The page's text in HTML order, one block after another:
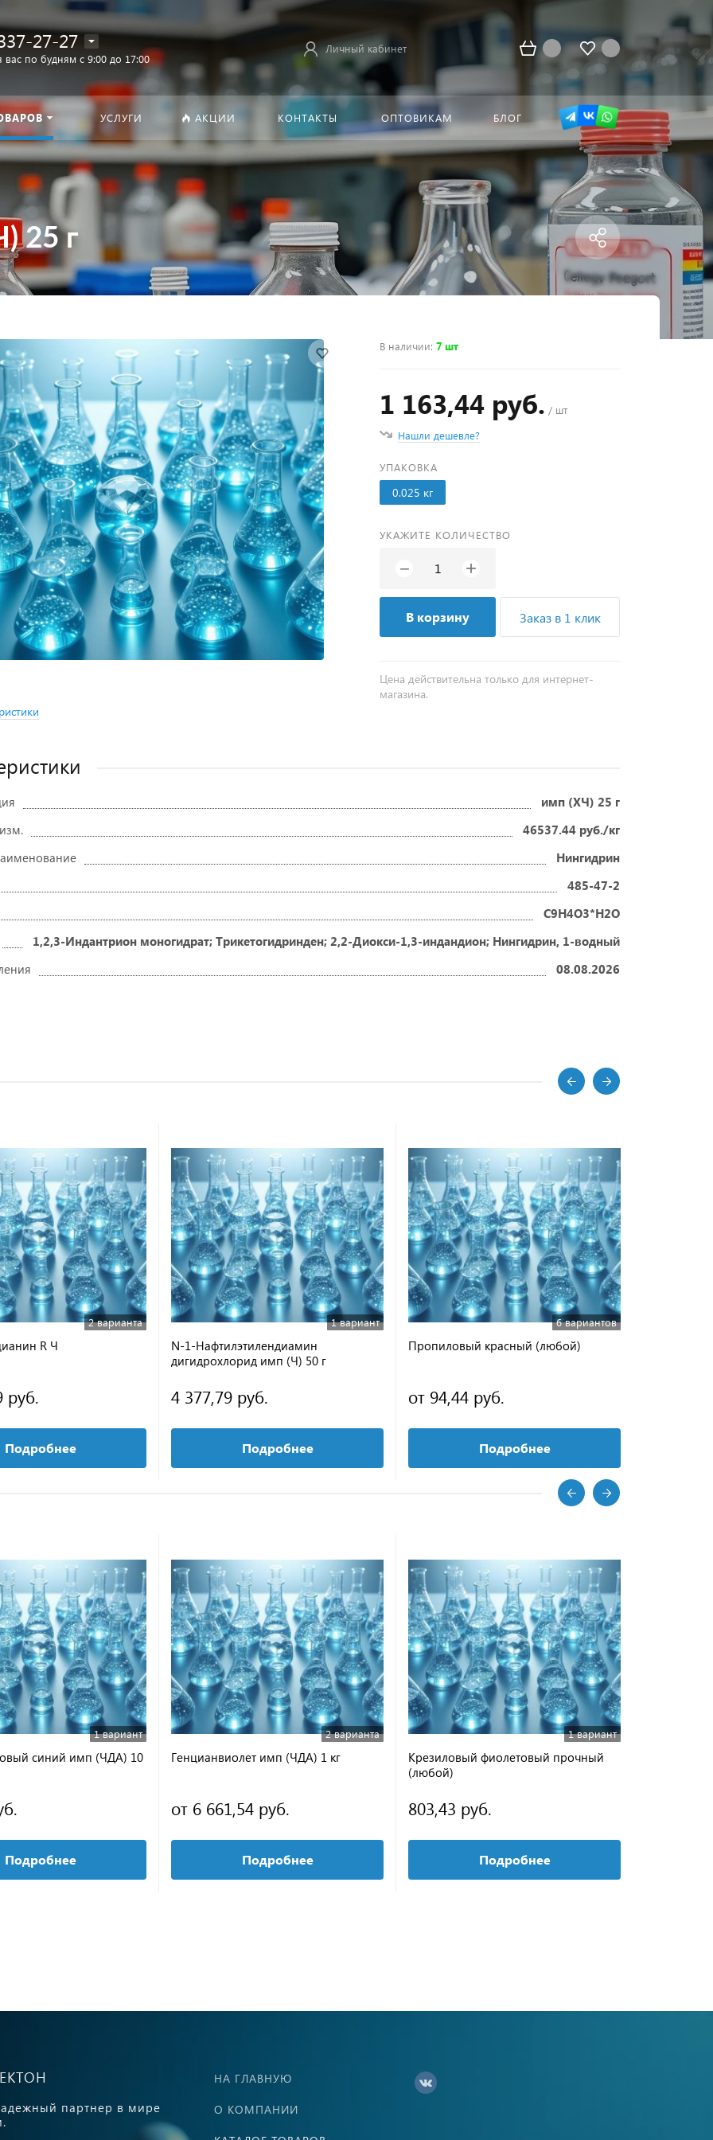
27-27
вас по будням с 9:00 до 17:00
Личный кабинет
УСЛУГИ АКЦИИ КОНТАКТЫ ОПТОВИКАМ БЛОГ
25 г
В наличии:7 шт
1 163,44 руб. / шт
Нашли дешевле?
УПАКОВКА
0.025 кг
УКАЖИТЕ КОЛИЧЕСТВО
− +
В корзину Заказ в 1 клик
Цена действительна только для интернет-
магазина.
имп (ХЧ) 25 г
46537.44 руб./кг
Нингидрин
485-47-2
C9H4O3*H2O
1,2,3-Индантрион моногидрат; Трикетогидринден; 2,2-Диокси-1,3-индандион; Нингидрин, 1-водный
08.08.2026
2 варианта
R Ч
руб.
Подробнее
1 вариант
N-1-Нафтилэтилендиамин
дигидрохлорид имп (Ч) 50 г
4 377,79 руб.
Подробнее
6 вариантов
Пропиловый красный (любой)
от 94,44 руб.
Подробнее
1 вариант
синий имп (ЧДА) 10
Подробнее
2 варианта
Генцианвиолет имп (ЧДА) 1 кг
от 6 661,54 руб.
Подробнее
1 вариант
Крезиловый фиолетовый прочный
(любой)
803,43 руб.
Подробнее
партнер в мире
НА ГЛАВНУЮ
О КОМПАНИИ